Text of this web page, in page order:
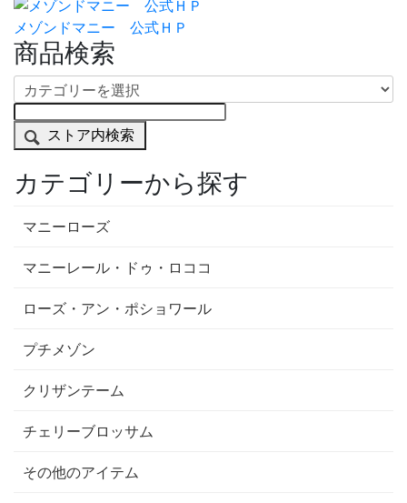
メゾンドマニー 公式ＨＰ
商品検索
ストア内検索
カテゴリーから探す
マニーローズ
マニーレール・ドゥ・ロココ
ローズ・アン・ポショワール
プチメゾン
クリザンテーム
チェリーブロッサム
その他のアイテム